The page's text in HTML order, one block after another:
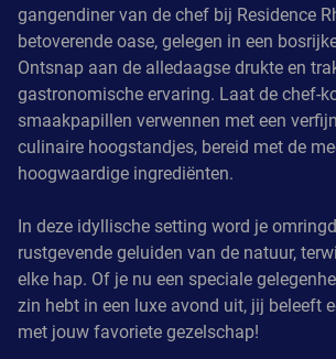
gangendiner van de chef bij Residence
betoverende oase, gelegen in een
Ontsnap aan de alledaagse drukte en
gastronomische ervaring. Laat de chef-
smaakpapillen verwennen met een
culinaire hoogstandjes, bereid met de
hoogwaardige ingrediënten.
In deze idyllische setting word je
rustgevende geluiden van de natuur,
elke hap. Of je nu een speciale
zin hebt in een luxe avond uit, jij beleeft
met jouw favoriete gezelschap!